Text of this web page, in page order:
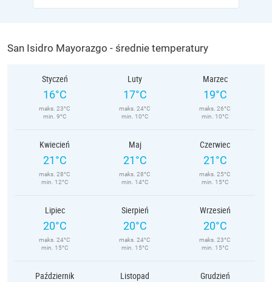
San Isidro Mayorazgo - średnie temperatury
Styczeń
16°C
maks. 23°C
min. 9°C
Luty
17°C
maks. 24°C
min. 10°C
Marzec
19°C
maks. 26°C
min. 10°C
Kwiecień
21°C
maks. 28°C
min. 12°C
Maj
21°C
maks. 28°C
min. 14°C
Czerwiec
21°C
maks. 25°C
min. 15°C
Lipiec
20°C
maks. 24°C
min. 15°C
Sierpień
20°C
maks. 24°C
min. 15°C
Wrzesień
20°C
maks. 23°C
min. 15°C
Październik Listopad Grudzień